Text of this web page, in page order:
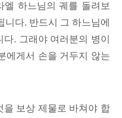
엘 하느님의 궤를 돌려보
다. 반드시 그 하느님에
. 그래야 여러분의 병이
에게서 손을 거두지 않는
을 보상 제물로 바쳐야 합